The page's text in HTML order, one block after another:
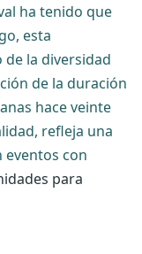
ha tenido que
esta
la diversidad
de la duración
hace veinte
refleja una
eventos con
para